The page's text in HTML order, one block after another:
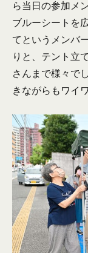
ら当日の参加メ
ブルーシートを
てというメンバ
りと、テント立
さんまで様々で
きながらもワイ